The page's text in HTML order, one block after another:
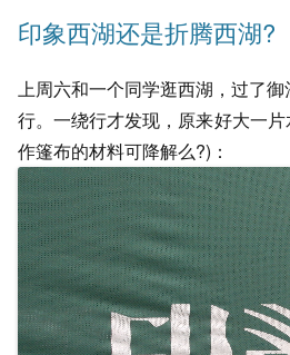
印象西湖还是折腾西湖?
上周六和一个同学逛西湖，过了
行。一绕行才发现，原来好大一
作篷布的材料可降解么?)：